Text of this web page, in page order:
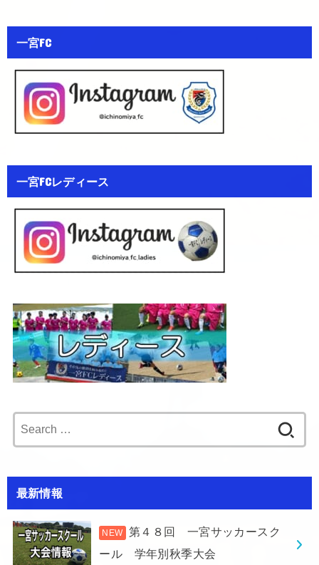
一宮FC
一宮FCレディース
for:
最新情報
第４８回 一宮サッカースク
ール 学年別秋季大会